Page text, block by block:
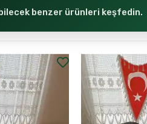
benzer ürünleri keşfedin.